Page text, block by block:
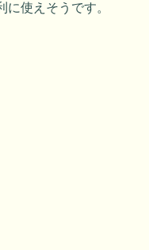
使えそうです。